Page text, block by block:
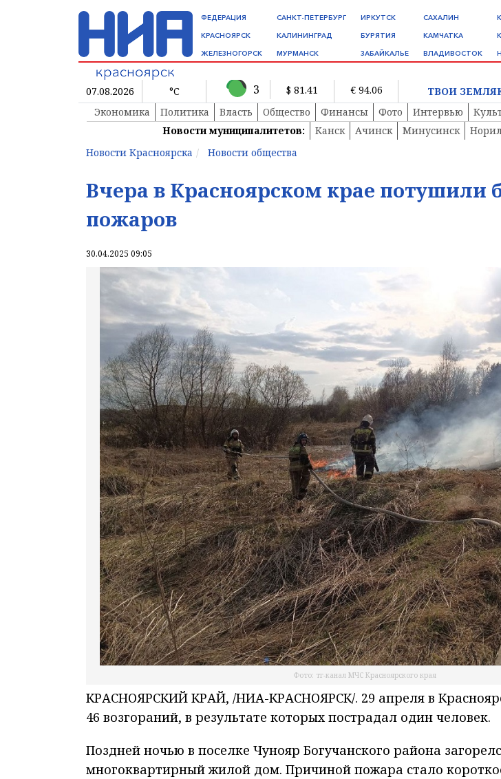
ФЕДЕРАЦИЯ
КРАСНОЯРСК
ЖЕЛЕЗНОГОРСК
САНКТ-ПЕТЕРБУРГ
КАЛИНИНГРАД
МУРМАНСК
ИРКУТСК
БУРЯТИЯ
ЗАБАЙКАЛЬЕ
САХАЛИН
КАМЧАТКА
ВЛАДИВОСТОК
07.08.2026 °C 3 $ 81.41 € 94.06
ТВОИ
Экономика
Политика Власть Общество Финансы Фото Интервью
Новости муниципалитетов:
Канск Ачинск Минусинск
Новости Красноярска
Новости общества
Вчера в Красноярском крае потушили
пожаров
30.04.2025 09:05
Фото: тг-канал МЧС Красноярского края
КРАСНОЯРСКИЙ КРАЙ, /НИА-КРАСНОЯРСК/. 29 апреля в
46 возгораний, в результате которых пострадал один человек.
Поздней ночью в поселке Чунояр Богучанского района
многоквартирный жилой дом. Причиной пожара стало